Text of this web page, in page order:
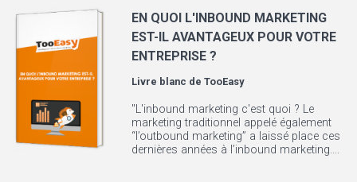
EN QUOI L'INBOUND MARKETING
EST-IL AVANTAGEUX POUR VOTRE
ENTREPRISE ?
Livre blanc deTooEasy
"L'inbound marketing c'est quoi ? Le
marketing traditionnel appelé également
“l’outbound marketing” a laissé place ces
dernières années à l’inbound marketing....